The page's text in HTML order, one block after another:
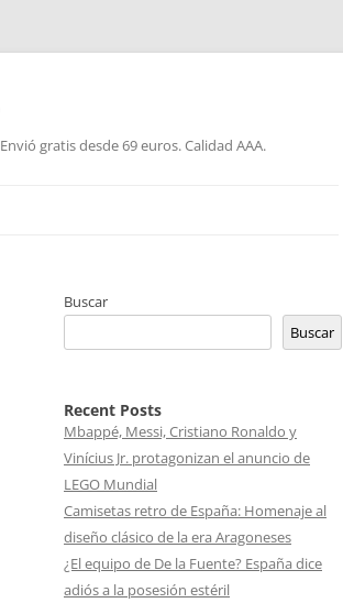
gratis desde 69 euros. Calidad AAA.
Buscar
Buscar
Recent Posts
Mbappé, Messi, Cristiano Ronaldo y
Vinícius Jr. protagonizan el anuncio de
LEGO Mundial
Camisetas retro de España: Homenaje al
diseño clásico de la era Aragoneses
¿El equipo de De la Fuente? España dice
adiós a la posesión estéril